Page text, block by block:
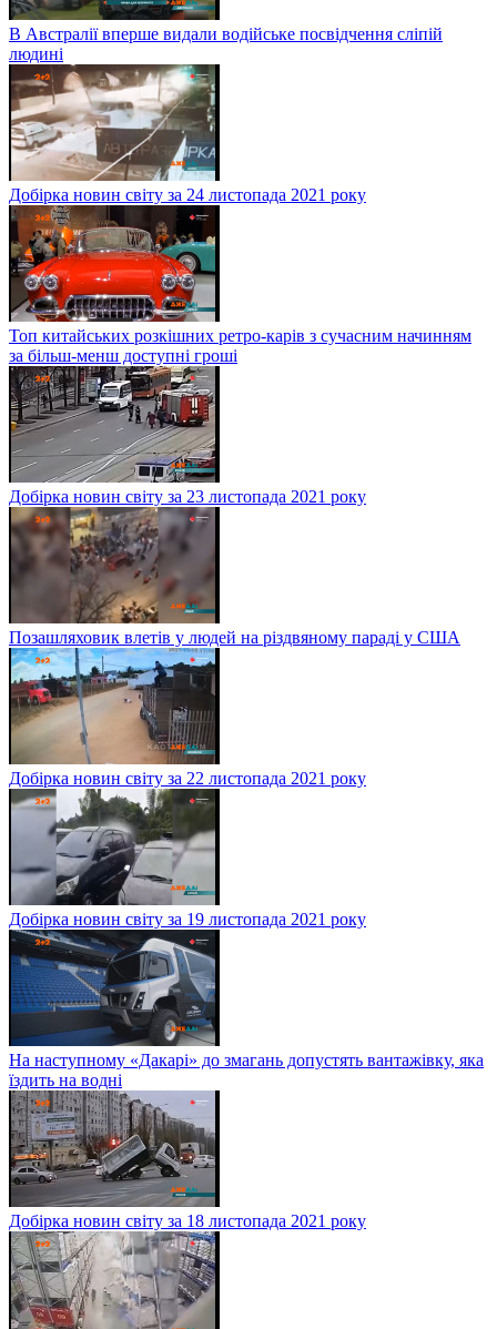
В Австралії вперше видали водійське посвідчення сліпій
людині
Добірка новин світу за 24 листопада 2021 року
Топ китайських розкішних ретро-карів з сучасним начинням
за більш-менш доступні гроші
Добірка новин світу за 23 листопада 2021 року
Позашляховик влетів у людей на різдвяному параді у США
Добірка новин світу за 22 листопада 2021 року
Добірка новин світу за 19 листопада 2021 року
На наступному «Дакарі» до змагань допустять вантажівку, яка
їздить на водні
Добірка новин світу за 18 листопада 2021 року